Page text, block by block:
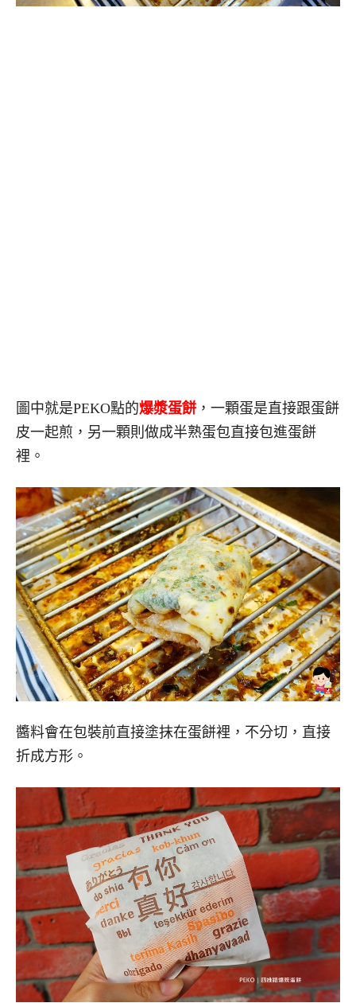
圖中就是PEKO點的爆漿蛋餅 ，一顆蛋是直接跟蛋餅
皮一起煎，另一顆則做成半熟蛋包直接包進蛋餅
裡。
醬料會在包裝前直接塗抹在蛋餅裡，不分切，直接
折成方形。